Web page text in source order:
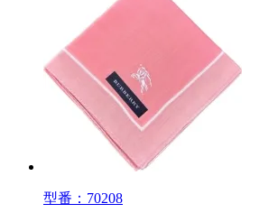
型番：70208